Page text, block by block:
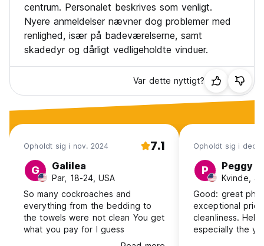
centrum. Personalet beskrives som venligt.
Nyere anmeldelser nævner dog problemer med
renlighed, især på badeværelserne, samt
skadedyr og dårligt vedligeholdte vinduer.
Var dette nyttigt?
Opholdt sig i nov. 2024 7.1
G Galilea
Par, 18-24, USA
So many cockroaches and
everything from the bedding to
the towels were not clean You get
what you pay for I guess
Opholdt sig i dec.
P Peggy
Kvinde,
Good: great
exceptional
cleanliness.
especially the